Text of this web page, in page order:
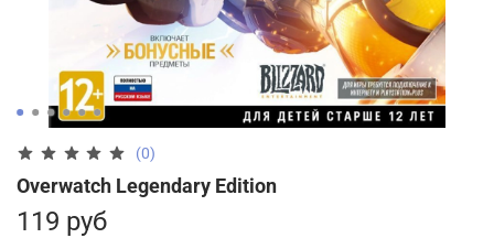
(0)
Overwatch Legendary Edition
119 руб